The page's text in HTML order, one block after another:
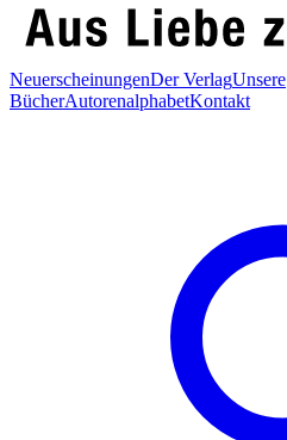
NeuerscheinungenDer VerlagUnsere
BücherAutorenalphabetKontakt